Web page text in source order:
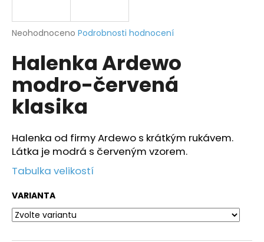
Průměrné
produktu
je
5
hvězdiček.
Neohodnoceno Podrobnosti hodnocení
Halenka Ardewo
modro-červená
klasika
Halenka od firmy Ardewo s krátkým rukávem.
Látka je modrá s červeným vzorem.
Tabulka velikostí
VARIANTA
j
t
?
HLEDAT
o
p
o